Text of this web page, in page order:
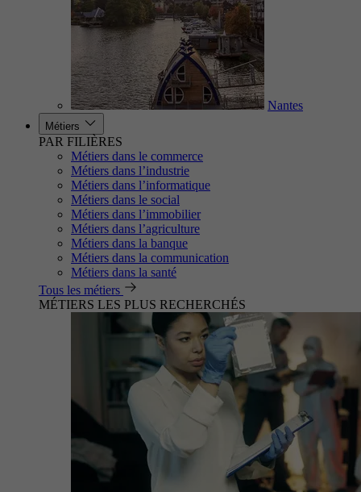
Nantes
Métiers
PAR FILIÈRES
Métiers dans le commerce
Métiers dans l’industrie
Métiers dans l’informatique
Métiers dans le social
Métiers dans l’immobilier
Métiers dans l’agriculture
Métiers dans la banque
Métiers dans la communication
Métiers dans la santé
Tous les métiers
MÉTIERS LES PLUS RECHERCHÉS